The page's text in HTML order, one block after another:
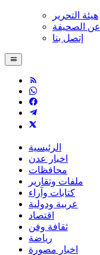
هيئة التحرير
عن الصحيفة
إتصل بنا
الرئيسية
اخبار عدن
محافظات
ملفات وتقارير
كتابات وآراء
عربية ودولية
اقتصاد
ثقافة وفن
رياضة
اخبار مصورة